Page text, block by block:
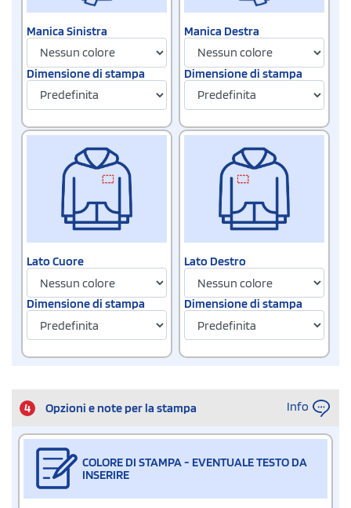
Manica Sinistra
Dimensione di stampa
Manica Destra
Dimensione di stampa
Lato Cuore
Dimensione di stampa
Lato Destro
Dimensione di stampa
4 Opzioni e note per la stampa Info
COLORE DI STAMPA - EVENTUALE TESTO DA
INSERIRE